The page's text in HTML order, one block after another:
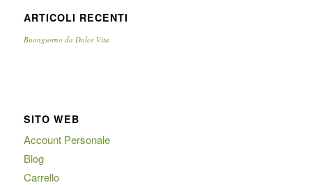
ARTICOLI RECENTI
Buongiorno da Dolce Vita
SITO WEB
Account Personale
Blog
Carrello